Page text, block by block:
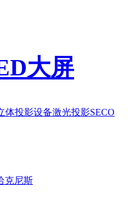
大屏
体投影设备激光投影SECO
克尼斯